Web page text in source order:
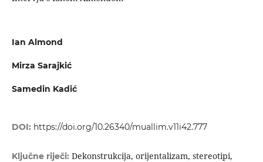
Ian Almond
Mirza Sarajkić
Samedin Kadić
DOI: https://doi.org/10.26340/muallim.v11i42.777
Ključne riječi: Dekonstrukcija, orijentalizam, stereotipi,